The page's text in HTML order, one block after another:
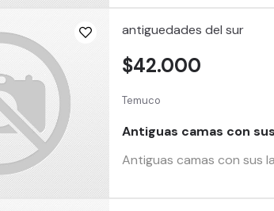
antiguedades del sur
Temuco
Antiguas camas con
Antiguas camas con sus
$42.000